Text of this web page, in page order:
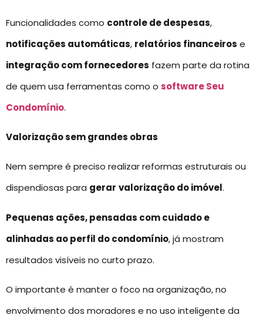
Funcionalidades como controle de despesas,
notificações automáticas, relatórios financeiros e
integração com fornecedores fazem parte da rotina
de quem usa ferramentas como o software Seu
Condomínio.
Valorização sem grandes obras
Nem sempre é preciso realizar reformas estruturais ou
dispendiosas para gerar valorização do imóvel.
Pequenas ações, pensadas com cuidado e
alinhadas ao perfil do condomínio, já mostram
resultados visíveis no curto prazo.
O importante é manter o foco na organização, no
envolvimento dos moradores e no uso inteligente da